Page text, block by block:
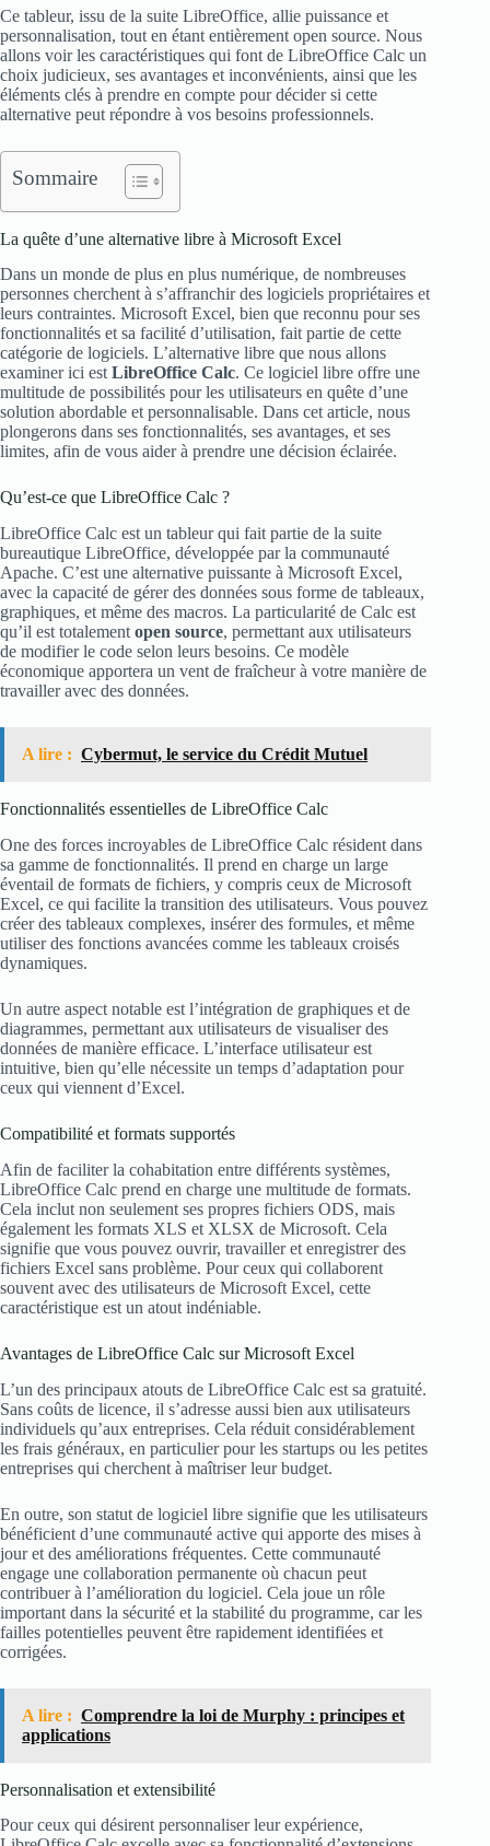
Ce tableur, issu de la suite LibreOffice, allie puissance et
personnalisation, tout en étant entièrement open source. Nous
allons voir les caractéristiques qui font de LibreOffice Calc un
choix judicieux, ses avantages et inconvénients, ainsi que les
éléments clés à prendre en compte pour décider si cette
alternative peut répondre à vos besoins professionnels.
Sommaire
La quête d’une alternative libre à Microsoft Excel
Dans un monde de plus en plus numérique, de nombreuses
personnes cherchent à s’affranchir des logiciels propriétaires et
leurs contraintes. Microsoft Excel, bien que reconnu pour ses
fonctionnalités et sa facilité d’utilisation, fait partie de cette
catégorie de logiciels. L’alternative libre que nous allons
examiner ici est LibreOffice Calc. Ce logiciel libre offre une
multitude de possibilités pour les utilisateurs en quête d’une
solution abordable et personnalisable. Dans cet article, nous
plongerons dans ses fonctionnalités, ses avantages, et ses
limites, afin de vous aider à prendre une décision éclairée.
Qu’est-ce que LibreOffice Calc ?
LibreOffice Calc est un tableur qui fait partie de la suite
bureautique LibreOffice, développée par la communauté
Apache. C’est une alternative puissante à Microsoft Excel,
avec la capacité de gérer des données sous forme de tableaux,
graphiques, et même des macros. La particularité de Calc est
qu’il est totalement open source, permettant aux utilisateurs
de modifier le code selon leurs besoins. Ce modèle
économique apportera un vent de fraîcheur à votre manière de
travailler avec des données.
A lire : Cybermut, le service du Crédit Mutuel
Fonctionnalités essentielles de LibreOffice Calc
One des forces incroyables de LibreOffice Calc résident dans
sa gamme de fonctionnalités. Il prend en charge un large
éventail de formats de fichiers, y compris ceux de Microsoft
Excel, ce qui facilite la transition des utilisateurs. Vous pouvez
créer des tableaux complexes, insérer des formules, et même
utiliser des fonctions avancées comme les tableaux croisés
dynamiques.
Un autre aspect notable est l’intégration de graphiques et de
diagrammes, permettant aux utilisateurs de visualiser des
données de manière efficace. L’interface utilisateur est
intuitive, bien qu’elle nécessite un temps d’adaptation pour
ceux qui viennent d’Excel.
Compatibilité et formats supportés
Afin de faciliter la cohabitation entre différents systèmes,
LibreOffice Calc prend en charge une multitude de formats.
Cela inclut non seulement ses propres fichiers ODS, mais
également les formats XLS et XLSX de Microsoft. Cela
signifie que vous pouvez ouvrir, travailler et enregistrer des
fichiers Excel sans problème. Pour ceux qui collaborent
souvent avec des utilisateurs de Microsoft Excel, cette
caractéristique est un atout indéniable.
Avantages de LibreOffice Calc sur Microsoft Excel
L’un des principaux atouts de LibreOffice Calc est sa gratuité.
Sans coûts de licence, il s’adresse aussi bien aux utilisateurs
individuels qu’aux entreprises. Cela réduit considérablement
les frais généraux, en particulier pour les startups ou les petites
entreprises qui cherchent à maîtriser leur budget.
En outre, son statut de logiciel libre signifie que les utilisateurs
bénéficient d’une communauté active qui apporte des mises à
jour et des améliorations fréquentes. Cette communauté
engage une collaboration permanente où chacun peut
contribuer à l’amélioration du logiciel. Cela joue un rôle
important dans la sécurité et la stabilité du programme, car les
failles potentielles peuvent être rapidement identifiées et
corrigées.
A lire : Comprendre la loi de Murphy : principes et
applications
Personnalisation et extensibilité
Pour ceux qui désirent personnaliser leur expérience,